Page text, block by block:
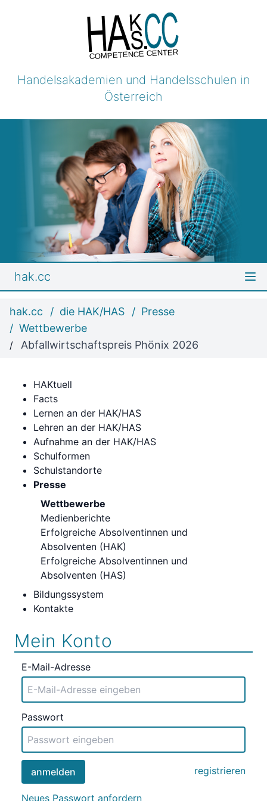
COMPETENCE CENTER
Handelsakademien und Handelsschulen in
Österreich
hak.cc
hak.cc die HAK/HAS
Presse
Wettbewerbe
Abfallwirtschaftspreis Phönix 2026
HAKtuell
Facts
Lernen an der HAK/HAS
Lehren an der HAK/HAS
Aufnahme an der HAK/HAS
Schulformen
Schulstandorte
Presse
Wettbewerbe
Medienberichte
Erfolgreiche Absolventinnen und
Absolventen (HAK)
Erfolgreiche Absolventinnen und
Absolventen (HAS)
Bildungssystem
Kontakte
Mein Konto
E-Mail-Adresse
Passwort
anmelden registrieren
Neues Passwort anfordern